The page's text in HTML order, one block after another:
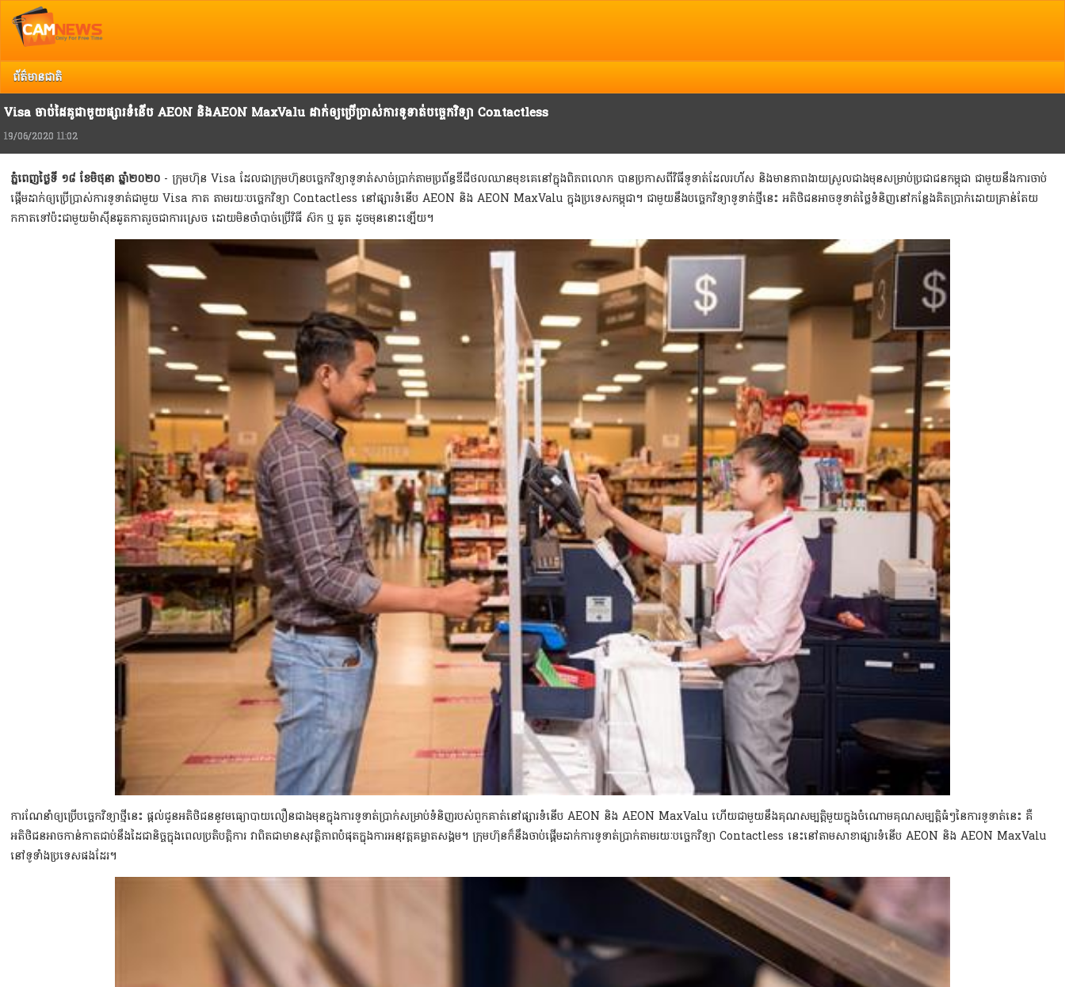
ព័ត៌មានជាតិ
Visa ចាប់ដៃគូជាមួយផ្សារទំនើប AEON និងAEON MaxValu ដាក់ឲ្យប្រើប្រាស់ការទូទាត់បច្ចេកវិទ្យា Contactless
19/06/2020 11:02
ភ្នំពេញថ្ងៃទី ១៨ ខែមិថុនា ឆ្នាំ២០២០ - ក្រុមហ៊ុន Visa ដែលជាក្រុមហ៊ុនបច្ចេកវិទ្យាទូទាត់សាច់ប្រាក់តាមប្រព័ន្ធឌីជីថលឈានមុខគេនៅក្នុងពិភពលោក បានប្រកាសពីវិធីទូទាត់ដែលរហ័ស និងមានភាពងាយស្រួលជាងមុនសម្រាប់ប្រជាជនកម្ពុជា ជាមួយនឹងការចាប់
ផ្តើមដាក់ឲ្យប្រើប្រាស់ការទូទាត់ជាមួយ Visa កាត តាមរយៈបច្ចេកវិទ្យា Contactless នៅផ្សារទំនើប AEON និង AEON MaxValu ក្នុងប្រទេសកម្ពុជា។ ជាមួយនឹងបច្ចេកវិទ្យាទូទាត់ថ្មីនេះ អតិថិជនអាចទូទាត់ថ្លៃទំនិញនៅកន្លែងគិតប្រាក់ដោយគ្រាន់តែយ
កកាតទៅប៉ះជាមួយម៉ាស៊ីនឆូតកាតរួចជាការស្រេច ដោយមិនចាំបាច់ប្រើវិធី ស៊ក ឬ ឆូត ដូចមុននោះឡើយ។
ការណែនាំឲ្យប្រើបច្ចេកវិទ្យាថ្មីនេះ ផ្តល់ជូនអតិថិជននូវមធ្យោបាយលឿនជាងមុនក្នុងការទូទាត់ប្រាក់សម្រាប់ទំនិញរបស់ពួកគាត់នៅផ្សារទំនើប AEON និង AEON MaxValu ហើយជាមួយនឹងគុណសម្បត្តិមួយក្នុងចំណោមគុណសម្បត្តិធំៗនៃការទូទាត់នេះ គឺ
អតិថិជនអាចកាន់កាតជាប់នឹងដៃជានិច្ចក្នុងពេលប្រតិបត្តិការ វាពិតជាមានសុវត្ថិភាពបំផុតក្នុងការអនុវត្តគម្លាតសង្គម។ ក្រុមហ៊ុនក៏នឹងចាប់ផ្តើមដាក់ការទូទាត់ប្រាក់តាមរយៈបច្ចេកវិទ្យា Contactless នេះនៅតាមសាខាផ្សារទំនើប AEON និង AEON MaxValu
នៅទូទាំងប្រទេសផងដែរ។